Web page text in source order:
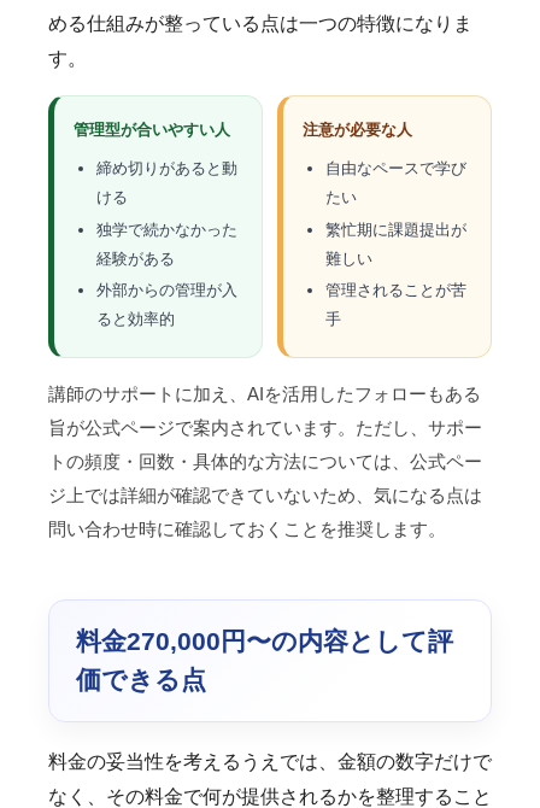
める仕組みが整っている点は一つの特徴になりま
す。
管理型が合いやすい人
締め切りがあると動
ける
独学で続かなかった
経験がある
外部からの管理が入
ると効率的
注意が必要な人
自由なペースで学び
たい
繁忙期に課題提出が
難しい
管理されることが苦
手
講師のサポートに加え、AIを活用したフォローもある
旨が公式ページで案内されています。ただし、サポー
トの頻度・回数・具体的な方法については、公式ペー
ジ上では詳細が確認できていないため、気になる点は
問い合わせ時に確認しておくことを推奨します。
料金270,000円〜の内容として評
価できる点
料金の妥当性を考えるうえでは、金額の数字だけで
なく、その料金で何が提供されるかを整理すること